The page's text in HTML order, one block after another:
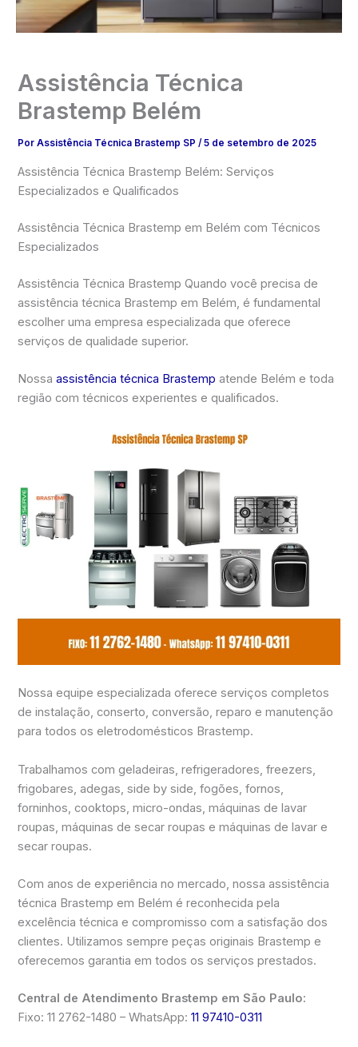
Assistência Técnica
Brastemp Belém
PorAssistência Técnica Brastemp SP/5 de setembro de 2025
Assistência Técnica Brastemp Belém: Serviços
Especializados e Qualificados
Assistência Técnica Brastemp em Belém com Técnicos
Especializados
Assistência Técnica Brastemp Quando você precisa de
assistência técnica Brastemp em Belém, é fundamental
escolher uma empresa especializada que oferece
serviços de qualidade superior.
Nossaassistência técnica Brastemp atende Belém e toda
região com técnicos experientes e qualificados.
Nossa equipe especializada oferece serviços completos
de instalação, conserto, conversão, reparo e manutenção
para todos os eletrodomésticos Brastemp.
Trabalhamos com geladeiras, refrigeradores, freezers,
frigobares, adegas, side by side, fogões, fornos,
forninhos, cooktops, micro-ondas, máquinas de lavar
roupas, máquinas de secar roupas e máquinas de lavar e
secar roupas.
Com anos de experiência no mercado, nossa assistência
técnica Brastemp em Belém é reconhecida pela
excelência técnica e compromisso com a satisfação dos
clientes. Utilizamos sempre peças originais Brastemp e
oferecemos garantia em todos os serviços prestados.
Central de Atendimento Brastemp em São Paulo:
Fixo: 11 2762-1480 – WhatsApp:11 97410-0311